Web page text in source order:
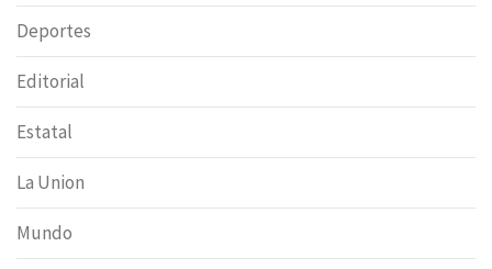
Deportes
Editorial
Estatal
La Union
Mundo